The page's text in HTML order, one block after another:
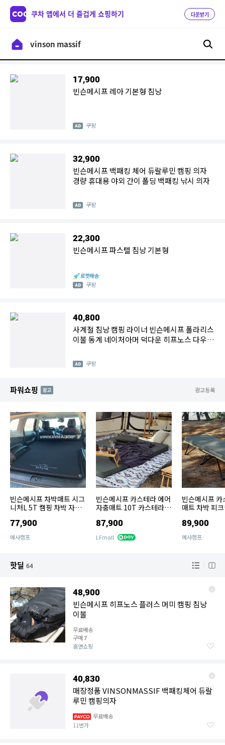
쿠차 앱에서 더 즐겁게 쇼핑하기 다운받기
17,900
빈슨메시프 레아 기본형 침낭
쿠팡
32,900
빈슨메시프 백패킹 체어 듀랄루민 캠핑 의자
경량 휴대용 야외 간이 폴딩 백패킹 낚시 의자
쿠팡
22,300
빈슨메시프 파스텔 침낭 기본형
쿠팡
40,800
사계절 침낭 캠핑 라이너 빈슨메시프 폴라리스
이불 동계 네이처아머 덕다운 히프노스 다우니
쿠팡
파워쇼핑 AD 광고등록
빈슨메시프 차박매트 시그
니처L 5T 캠핑 차박 자동
스 전차종
77,900
메사캠프
빈슨메시프 카스테라 에어
자충매트 10T 카스테라
87,900
LFmall
빈슨메시프
매트 차박 피
89,900
메사캠프
핫딜 64
48,900
빈슨메시프 히프노스 플러스 머미 캠핑 침낭
이불
무료배송
구매7
홈앤쇼핑
40,830
매장정품 VINSONMASSIF 백패킹체어 듀랄
루민 캠핑의자
무료배송
11번가